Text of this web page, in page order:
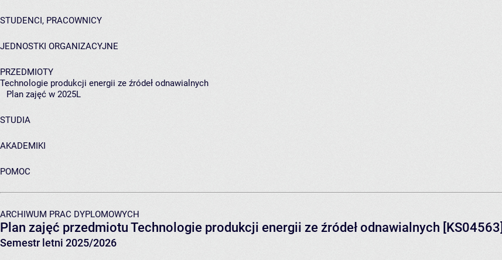
STUDENCI, PRACOWNICY
JEDNOSTKI ORGANIZACYJNE
PRZEDMIOTY
Technologie produkcji energii ze źródeł odnawialnych
Plan zajęć w 2025L
STUDIA
AKADEMIKI
POMOC
ARCHIWUM PRAC DYPLOMOWYCH
Plan zajęć przedmiotu Technologie produkcji energii ze źródeł odnawialnych [KS04563]
Semestr letni 2025/2026